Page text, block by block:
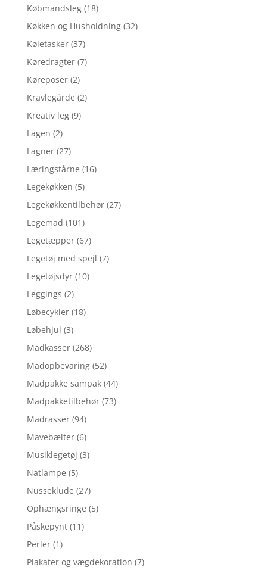
Købmandsleg (18)
Køkken og Husholdning (32)
Køletasker (37)
Køredragter (7)
Køreposer (2)
Kravlegårde (2)
Kreativ leg (9)
Lagen (2)
Lagner (27)
Læringstårne (16)
Legekøkken (5)
Legekøkkentilbehør (27)
Legemad (101)
Legetæpper (67)
Legetøj med spejl (7)
Legetøjsdyr (10)
Leggings (2)
Løbecykler (18)
Løbehjul (3)
Madkasser (268)
Madopbevaring (52)
Madpakke sampak (44)
Madpakketilbehør (73)
Madrasser (94)
Mavebælter (6)
Musiklegetøj (3)
Natlampe (5)
Nusseklude (27)
Ophængsringe (5)
Påskepynt (11)
Perler (1)
Plakater og vægdekoration (7)